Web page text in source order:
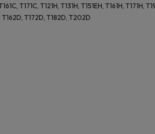
T171C, T121H, T131H, T151EH, T161H, T171H,
T172D, T182D, T202D